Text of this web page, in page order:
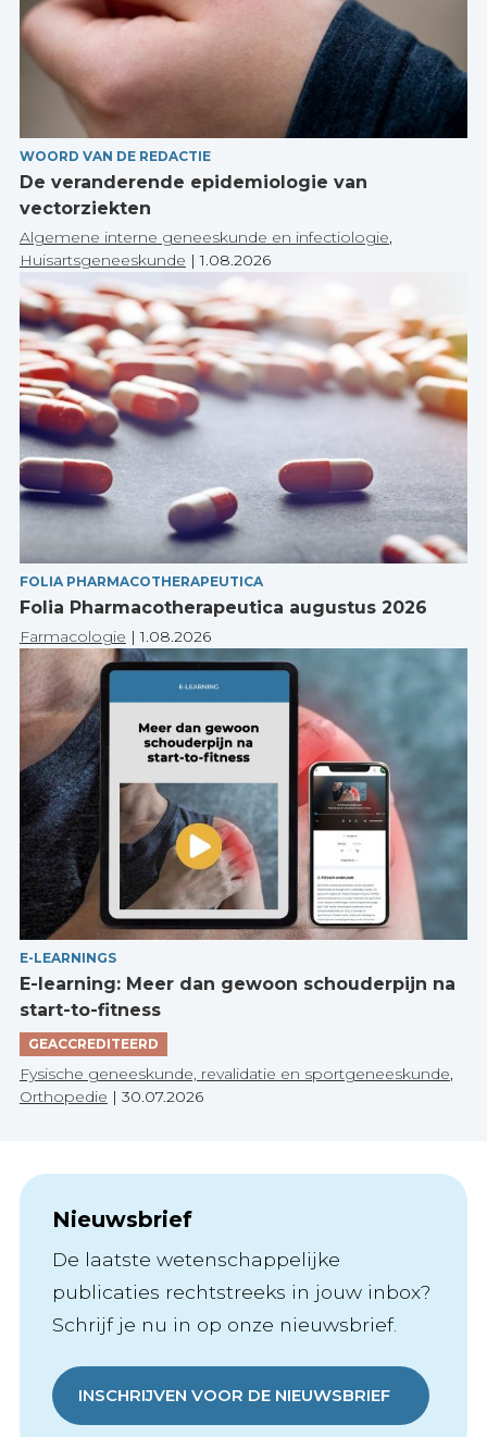
WOORD VAN DE REDACTIE
De veranderende epidemiologie van
vectorziekten
Algemene interne geneeskunde en infectiologie,
Huisartsgeneeskunde |1.08.2026
FOLIA PHARMACOTHERAPEUTICA
Folia Pharmacotherapeutica augustus 2026
Farmacologie |1.08.2026
E-LEARNINGS
E-learning: Meer dan gewoon schouderpijn na
start-to-fitness
GEACCREDITEERD
Fysische geneeskunde, revalidatie en sportgeneeskunde
Orthopedie | 30.07.2026
Nieuwsbrief
De laatste wetenschappelijke
publicaties rechtstreeks in jouw inbox?
Schrijf je nu in op onze nieuwsbrief.
INSCHRIJVEN VOOR DE NIEUWSBRIEF